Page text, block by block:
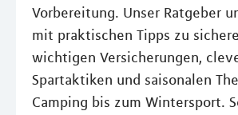
Vorbereitung. Unser Ratgeber
mit praktischen Tipps zu
wichtigen Versicherungen,
Spartaktiken und saisonalen
Camping bis zum Wintersport.